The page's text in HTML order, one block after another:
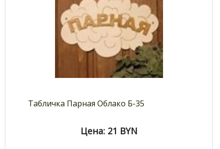
Табличка Парная Облако Б-35
Цена: 21 BYN